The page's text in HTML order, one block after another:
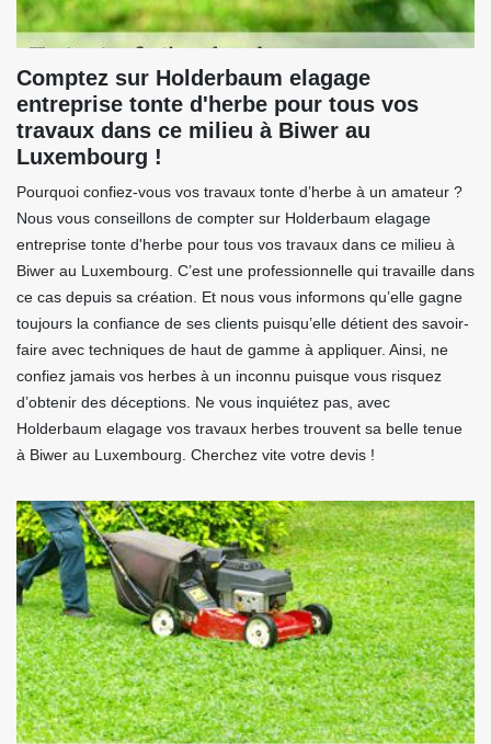
Comptez sur Holderbaum elagage
entreprise tonte d'herbe pour tous vos
travaux dans ce milieu à Biwer au
Luxembourg !
Pourquoi confiez-vous vos travaux tonte d’herbe à un amateur ?
Nous vous conseillons de compter sur Holderbaum elagage
entreprise tonte d'herbe pour tous vos travaux dans ce milieu à
Biwer au Luxembourg. C’est une professionnelle qui travaille dans
ce cas depuis sa création. Et nous vous informons qu’elle gagne
toujours la confiance de ses clients puisqu’elle détient des savoir-
faire avec techniques de haut de gamme à appliquer. Ainsi, ne
confiez jamais vos herbes à un inconnu puisque vous risquez
d’obtenir des déceptions. Ne vous inquiétez pas, avec
Holderbaum elagage vos travaux herbes trouvent sa belle tenue
à Biwer au Luxembourg. Cherchez vite votre devis !